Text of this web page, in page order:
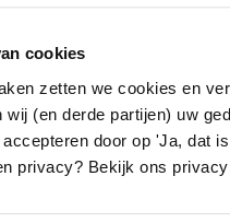
cookies
zetten we cookies en
(en derde partijen) uw
door op 'Ja, dat
privacy? Bekijk ons
: Kemink (dl. 1)
en Van de Vegt (dl.